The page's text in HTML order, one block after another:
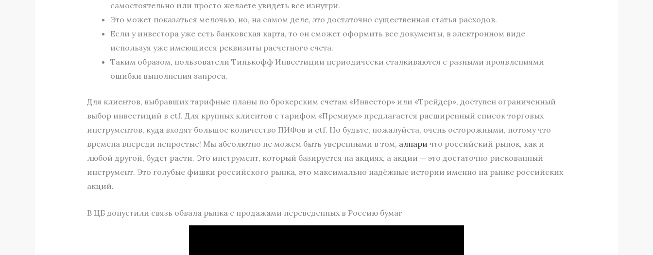
самостоятельно или просто желаете увидеть все изнутри.
Это может показаться мелочью, но, на самом деле, это достаточно существенная статья расходов.
Если у инвестора уже есть банковская карта, то он сможет оформить все документы, в электронном виде
используя уже имеющиеся реквизиты расчетного счета.
Таким образом, пользователи Тинькофф Инвестиции периодически сталкиваются с разными проявлениями
ошибки выполнения запроса.
Для клиентов, выбравших тарифные планы по брокерским счетам «Инвестор» или «Трейдер», доступен ограниченный
выбор инвестиций в etf. Для крупных клиентов с тарифом «Премиум» предлагается расширенный список торговых
инструментов, куда входят большое количество ПИФов и etf. Но будьте, пожалуйста, очень осторожными, потому что
времена впереди непростые! Мы абсолютно не можем быть уверенными в том, алпари что российский рынок, как и
любой другой, будет расти. Это инструмент, который базируется на акциях, а акции — это достаточно рискованный
инструмент. Это голубые фишки российского рынка, это максимально надёжные истории именно на рынке российских
акций.
В ЦБ допустили связь обвала рынка с продажами переведенных в Россию бумаг